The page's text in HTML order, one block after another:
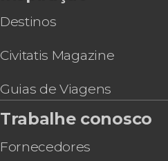
Destinos
Civitatis Magazine
Guias de Viagens
Trabalhe conosco
Fornecedores